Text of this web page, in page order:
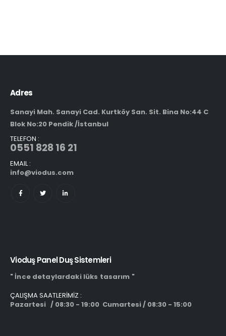
Adres
Sanayi Mah. Sanayi Cad. Kurtköy San. Sit. Bina No:44 C
Blok No:20 Pendik /İstanbul
TELEFON :
0551 828 16 21
EMAIL :
info@viodus.com
Vioduş Panel Duş Sistemleri
" İnce detaylardaki lüks tasarım "
ÇALIŞMA SAATLERİMİZ :
Pazartesi / 08:30 - 19:00 Cumartesi / 08:30 - 15:00